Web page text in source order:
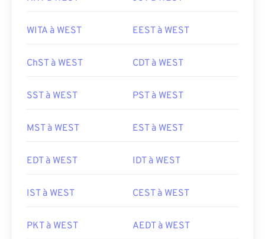
WITA à WEST EEST à WEST
ChST à WEST CDT à WEST
SST à WEST PST à WEST
MST à WEST EST à WEST
EDT à WEST IDT à WEST
IST à WEST CEST à WEST
PKT à WEST AEDT à WEST